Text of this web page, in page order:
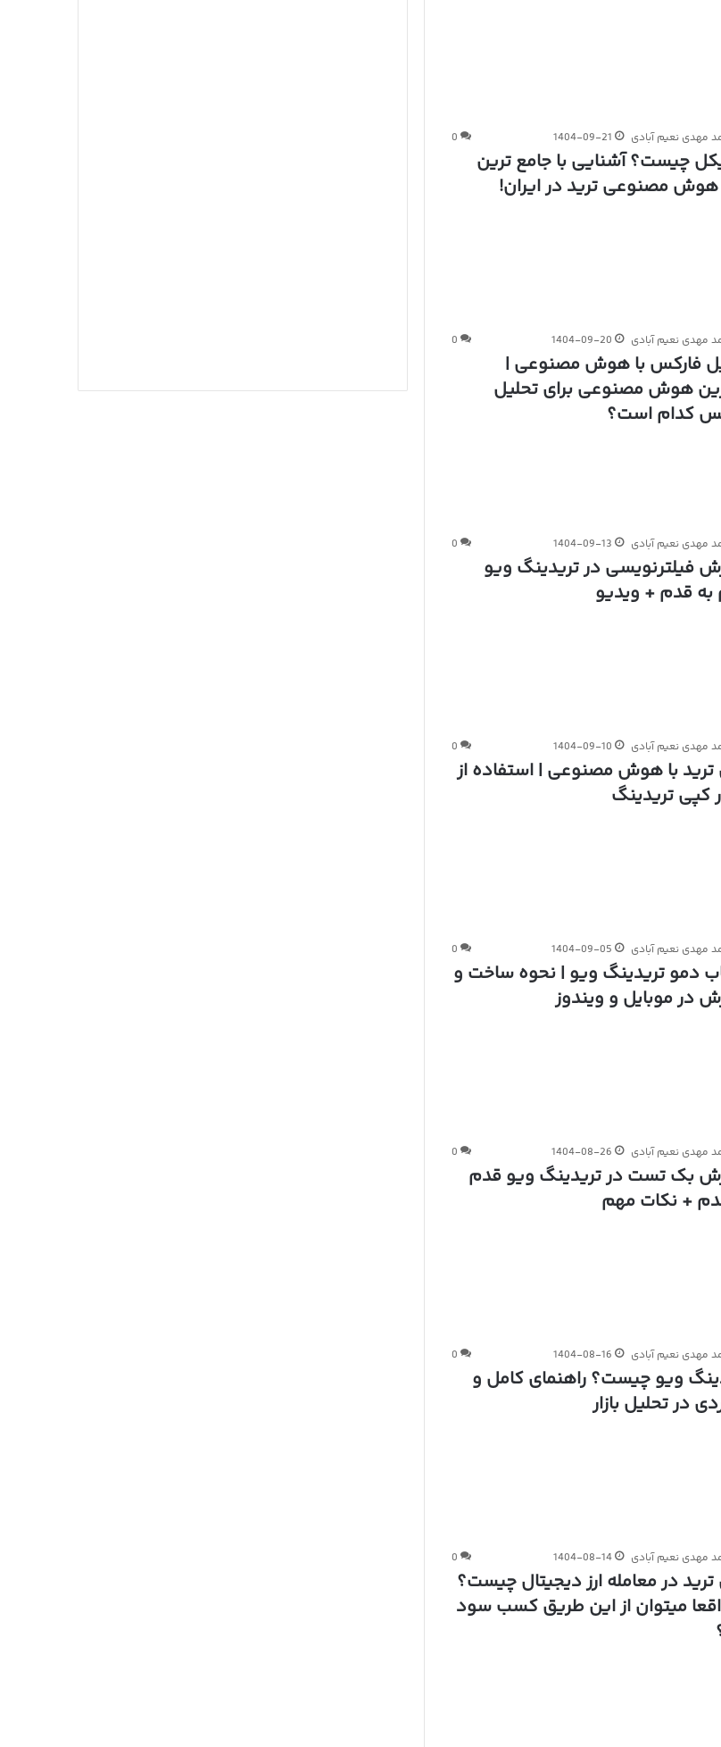
مهدی نعیم آبادی 1404-09-21
0
چیست؟ آشنایی با جامع ترین
هوش مصنوعی ترید در ایران!
مهدی نعیم آبادی 1404-09-20
0
فارکس با هوش مصنوعی |
هوش مصنوعی برای تحلیل
کدام است؟
مهدی نعیم آبادی 1404-09-13
0
فیلترنویسی در تریدینگ ویو
قدم + ویدیو
مهدی نعیم آبادی 1404-09-10
0
با هوش مصنوعی | استفاده از
مهدی نعیم آبادی 1404-09-05
0
دمو تریدینگ ویو | نحوه ساخت و
در موبایل و ویندوز
مهدی نعیم آبادی 1404-08-26
0
بک تست در تریدینگ ویو قدم
+ نکات مهم
مهدی نعیم آبادی 1404-08-16
0
ویو چیست؟ راهنمای کامل و
در تحلیل بازار
مهدی نعیم آبادی 1404-08-14
0
در معامله ارز دیجیتال چیست؟
میتوان از این طریق کسب سود